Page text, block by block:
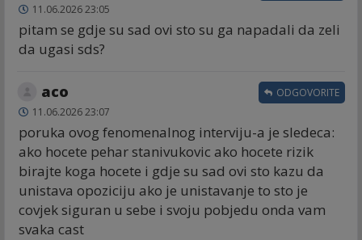
11.06.2026 23:05
pitam se gdje su sad ovi sto su ga napadali da zeli
da ugasi sds?
aco
11.06.2026 23:07
poruka ovog fenomenalnog interviju-a je sledeca:
ako hocete pehar stanivukovic ako hocete rizik
birajte koga hocete i gdje su sad ovi sto kazu da
unistava opoziciju ako je unistavanje to sto je
covjek siguran u sebe i svoju pobjedu onda vam
svaka cast
ODGOVORITE